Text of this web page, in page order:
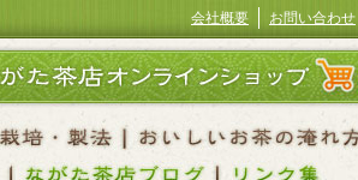
お問い合わせ
会社概要